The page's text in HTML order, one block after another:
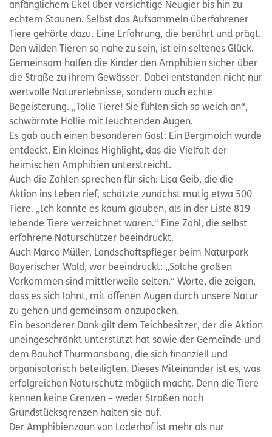
anfänglichem Ekel über vorsichtige Neugier bis hin zu
echtem Staunen. Selbst das Aufsammeln überfahrener
Tiere gehörte dazu. Eine Erfahrung, die berührt und prägt.
Den wilden Tieren so nahe zu sein, ist ein seltenes Glück.
Gemeinsam halfen die Kinder den Amphibien sicher über
die Straße zu ihrem Gewässer. Dabei entstanden nicht nur
wertvolle Naturerlebnisse, sondern auch echte
Begeisterung. „Tolle Tiere! Sie fühlen sich so weich an“,
schwärmte Hollie mit leuchtenden Augen.
Es gab auch einen besonderen Gast: Ein Bergmolch wurde
entdeckt. Ein kleines Highlight, das die Vielfalt der
heimischen Amphibien unterstreicht.
Auch die Zahlen sprechen für sich: Lisa Geib, die die
Aktion ins Leben rief, schätzte zunächst mutig etwa 500
Tiere. „Ich konnte es kaum glauben, als in der Liste 819
lebende Tiere verzeichnet waren.“ Eine Zahl, die selbst
erfahrene Naturschützer beeindruckt.
Auch Marco Müller, Landschaftspfleger beim Naturpark
Bayerischer Wald, war beeindruckt: „Solche großen
Vorkommen sind mittlerweile selten.“ Worte, die zeigen,
dass es sich lohnt, mit offenen Augen durch unsere Natur
zu gehen und gemeinsam anzupacken.
Ein besonderer Dank gilt dem Teichbesitzer, der die Aktion
uneingeschränkt unterstützt hat sowie der Gemeinde und
dem Bauhof Thurmansbang, die sich finanziell und
organisatorisch beteiligten. Dieses Miteinander ist es, was
erfolgreichen Naturschutz möglich macht. Denn die Tiere
kennen keine Grenzen – weder Straßen noch
Grundstücksgrenzen halten sie auf.
Der Amphibienzaun von Loderhof ist mehr als nur